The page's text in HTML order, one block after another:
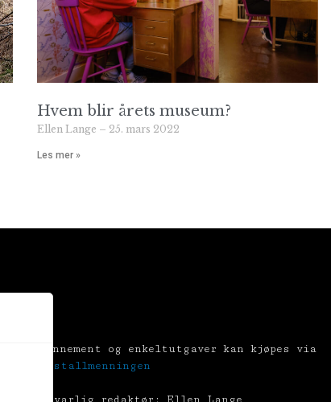
Hvem blir årets museum?
Ellen Lange 25. mars 2022
Les mer »
Abonnement og enkeltutgaver kan kjøpes via
Tekstallmenningen
Ansvarlig redaktør: Ellen Lange